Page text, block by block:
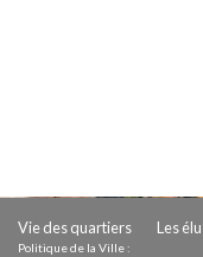
Vie des quartiers
Politique de la Ville :
Les